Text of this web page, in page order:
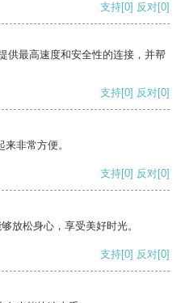
支持[0] 反对[0]
供最高速度和安全性的连接，并帮
支持[0] 反对[0]
非常方便。
支持[0] 反对[0]
放松身心，享受美好时光。
支持[0] 反对[0]